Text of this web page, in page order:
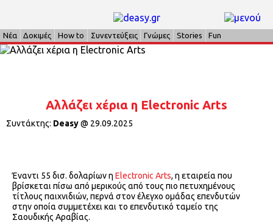
Νέα Δοκιμές How to Συνεντεύξεις Γνώμες Stories Fun
Αλλάζει χέρια η Electronic Arts
Συντάκτης: Deasy@ 29.09.2025
Έναντι 55 δισ. δολαρίων η Electronic Arts, η εταιρεία που
βρίσκεται πίσω από μερικούς από τους πιο πετυχημένους
τίτλους παιχνιδιών, περνά στον έλεγχο ομάδας επενδυτών
στην οποία συμμετέχει και το επενδυτικό ταμείο της
Σαουδικής Αραβίας.